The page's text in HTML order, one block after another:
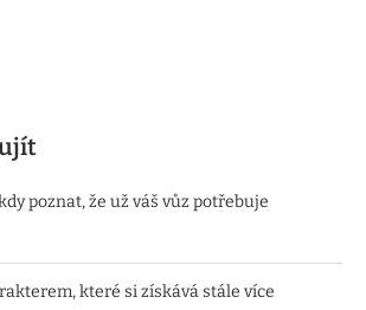
poznat, že už váš vůz potřebuje
které si získává stále více